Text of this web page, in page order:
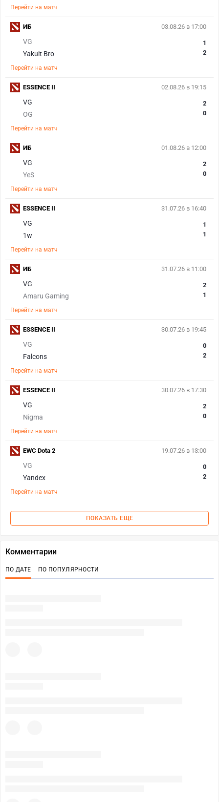
Перейти на матч
03.08.26 в 17:00
VG
Yakult Bro
1
2
Перейти на матч
ИБ
02.08.26 в 19:15
VG
OG
2
0
Перейти на матч
ESSENCE II
01.08.26 в 12:00
VG
YeS
2
0
Перейти на матч
ИБ
31.07.26 в 16:40
VG
1w
1
1
Перейти на матч
ESSENCE II
31.07.26 в 11:00
VG
Amaru Gaming
2
1
Перейти на матч
ИБ
30.07.26 в 19:45
VG
Falcons
0
2
Перейти на матч
ESSENCE II
30.07.26 в 17:30
VG
Nigma
2
0
Перейти на матч
ESSENCE II
19.07.26 в 13:00
VG
Yandex
0
2
Перейти на матч
EWC Dota 2
ПОКАЗАТЬ ЕЩЕ
Комментарии
ПО ДАТЕ ПО ПОПУЛЯРНОСТИ